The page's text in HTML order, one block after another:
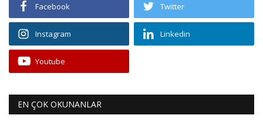
Facebook Twitter
Instagram Linkedin
Youtube
EN ÇOK OKUNANLAR